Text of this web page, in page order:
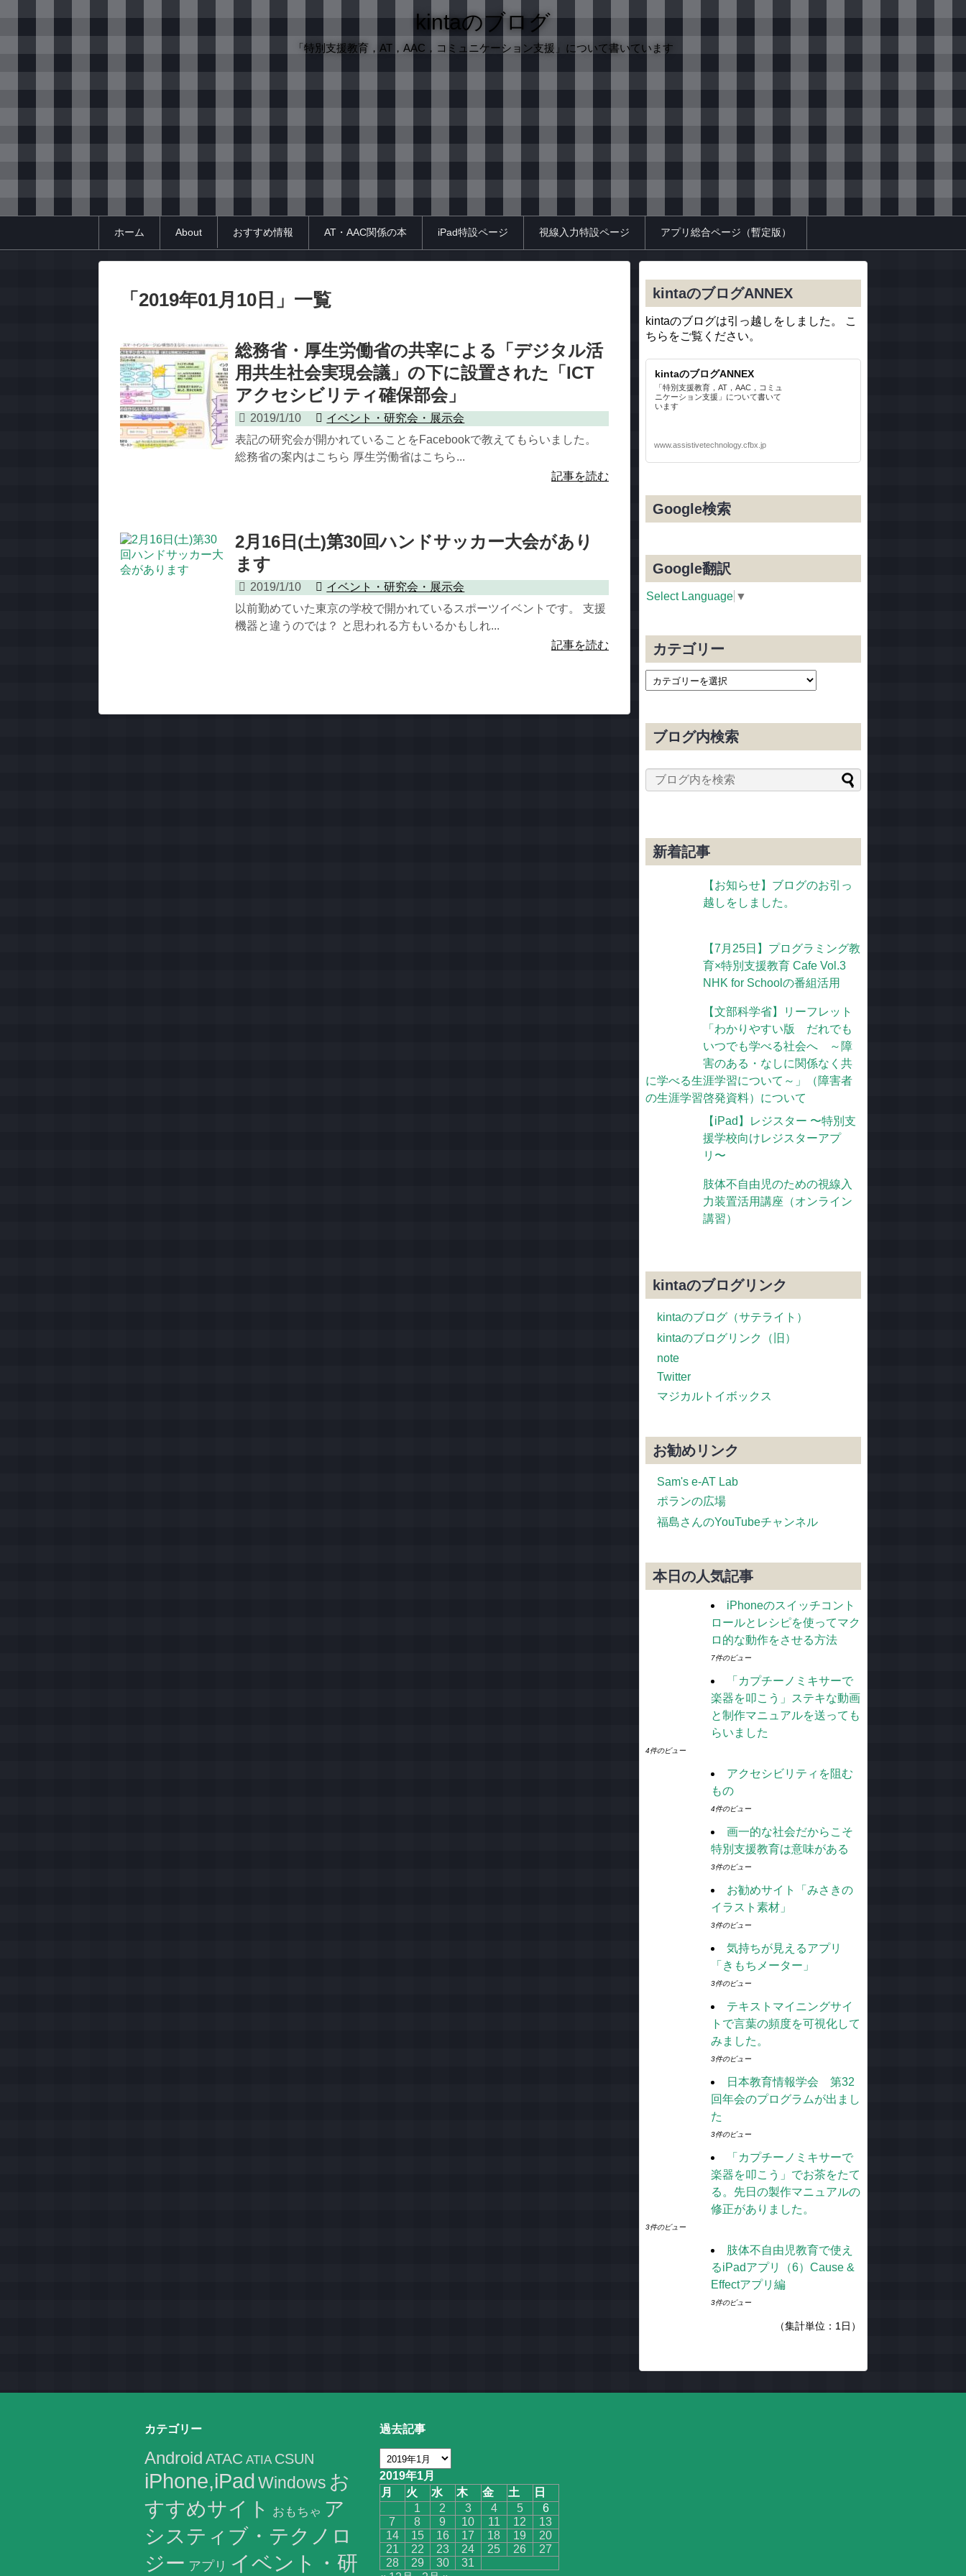
kintaのブログ
「特別支援教育，AT，AAC，コミュニケーション支援」について書いています
ホーム About おすすめ情報 AT・AAC関係の本 iPad特設ページ 視線入力特設ページ アプリ総合ページ（暫定版）
「 2019年01月10日 」 一覧
総務省・厚生労働省の共宰による「デジタル活
用共生社会実現会議」の下に設置された「ICT
アクセシビリティ確保部会」
2019/1/10
イベント・研究会・展示会
表記の研究会が開かれていることをFacebookで教えてもらいました。
総務省の案内はこちら 厚生労働省はこちら...
記事を読む
2月16日(土)第30回ハンドサッカー大会があり
ます
2019/1/10
イベント・研究会・展示会
以前勤めていた東京の学校で開かれているスポーツイベントです。 支援
機器と違うのでは？ と思われる方もいるかもしれ...
記事を読む
kintaのブログANNEX
kintaのブログは引っ越しをしました。 こ
ちらをご覧ください。
kintaのブログANNEX
「特別支援教育，AT，AAC，コミュ
ニケーション支援」について書いて
います
www.assistivetechnology.cfbx.jp
Google検索
Google翻訳
Select Language ▼
カテゴリー
ブログ内検索
新着記事
【お知らせ】ブログのお引っ
越しをしました。
【7月25日】プログラミング教
育×特別支援教育 Cafe Vol.3
NHK for Schoolの番組活用
【文部科学省】リーフレット
「わかりやすい版 だれでも
いつでも学べる社会へ ～障
害のある・なしに関係なく共
に学べる生涯学習について～」（障害者
の生涯学習啓発資料）について
【iPad】レジスター 〜特別支
援学校向けレジスターアプ
リ〜
肢体不自由児のための視線入
力装置活用講座（オンライン
講習）
kintaのブログリンク
kintaのブログ（サテライト）
kintaのブログリンク（旧）
note
Twitter
マジカルトイボックス
お勧めリンク
Sam's e-AT Lab
ポランの広場
福島さんのYouTubeチャンネル
本日の人気記事
iPhoneのスイッチコント
ロールとレシピを使ってマク
ロ的な動作をさせる方法
7件のビュー
「カプチーノミキサーで
楽器を叩こう」ステキな動画
と制作マニュアルを送っても
らいました
4件のビュー
アクセシビリティを阻む
もの
4件のビュー
画一的な社会だからこそ
特別支援教育は意味がある
3件のビュー
お勧めサイト「みさきの
イラスト素材」
3件のビュー
気持ちが見えるアプリ
「きもちメーター」
3件のビュー
テキストマイニングサイ
トで言葉の頻度を可視化して
みました。
3件のビュー
日本教育情報学会 第32
回年会のプログラムが出まし
た
3件のビュー
「カプチーノミキサーで
楽器を叩こう」でお茶をたて
る。先日の製作マニュアルの
修正がありました。
3件のビュー
肢体不自由児教育で使え
るiPadアプリ（6）Cause &
Effectアプリ編
3件のビュー
（集計単位：1日）
カテゴリー
Android ATAC ATIA CSUN
iPhone,iPadWindows お
すすめサイト おもちゃ ア
システィブ・テクノロ
ジー アプリ イベント・研
過去記事
2019年1月
月
火 水 木 金 土
日
1
2 3 4 5
6
7
8 9 10 11 12
13
14
15 16 17 18 19
20
21
22 23 24 25 26
27
28
29 30
31